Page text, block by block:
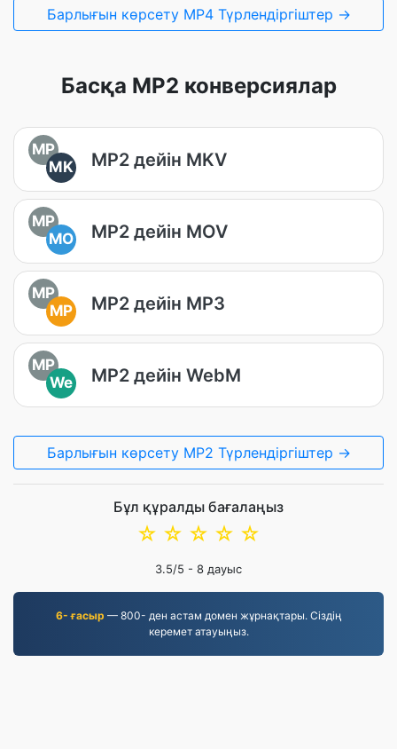
Барлығын көрсету MP4 Түрлендіргіштер →
Басқа MP2 конверсиялар
MP
MK
MP2 дейін MKV
MP
MO
MP2 дейін MOV
MP
MP
MP2 дейін MP3
MP
We
MP2 дейін WebM
Барлығын көрсету MP2 Түрлендіргіштер →
Бұл құралды бағалаңыз
☆
☆
☆
☆
☆
3.5/5 - 8 дауыс
6- ғасыр — 800- ден астам домен жұрнақтары. Сіздің
керемет атауыңыз.